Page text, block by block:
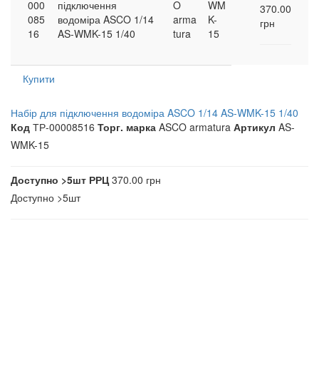
000
085
16
підключення
водоміра ASCO 1/14
AS-WMK-15 1/40
O
arma
tura
WM
K-
15
370.00
грн
Купити
Набір для підключення водоміра ASCO 1/14 AS-WMK-15 1/40
Код ТР-00008516 Торг. марка ASCO armatura Артикул AS-
WMK-15
Доступно >5шт РРЦ370.00 грн
Доступно >5шт